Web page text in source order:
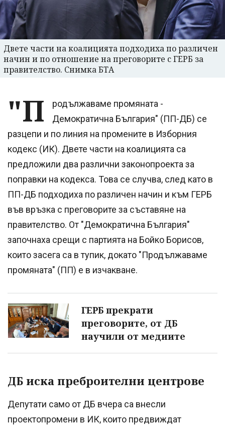
Двете части на коалицията подходиха по различен
начин и по отношение на преговорите с ГЕРБ за
правителство. Снимка БТА
"П
родължаваме промяната -
Демократична България" (ПП-ДБ) се
разцепи и по линия на промените в Изборния
кодекс (ИК). Двете части на коалицията са
предложили два различни законопроекта за
поправки на кодекса. Това се случва, след като в
ПП-ДБ подходиха по различен начин и към ГЕРБ
във връзка с преговорите за съставяне на
правителство. От "Демократична България"
започнаха срещи с партията на Бойко Борисов,
които засега са в тупик, докато "Продължаваме
промяната" (ПП) е в изчакване.
ГЕРБ прекрати
преговорите, от ДБ
научили от медиите
ДБ иска преброителни центрове
Депутати само от ДБ вчера са внесли
проектопромени в ИК, които предвиждат